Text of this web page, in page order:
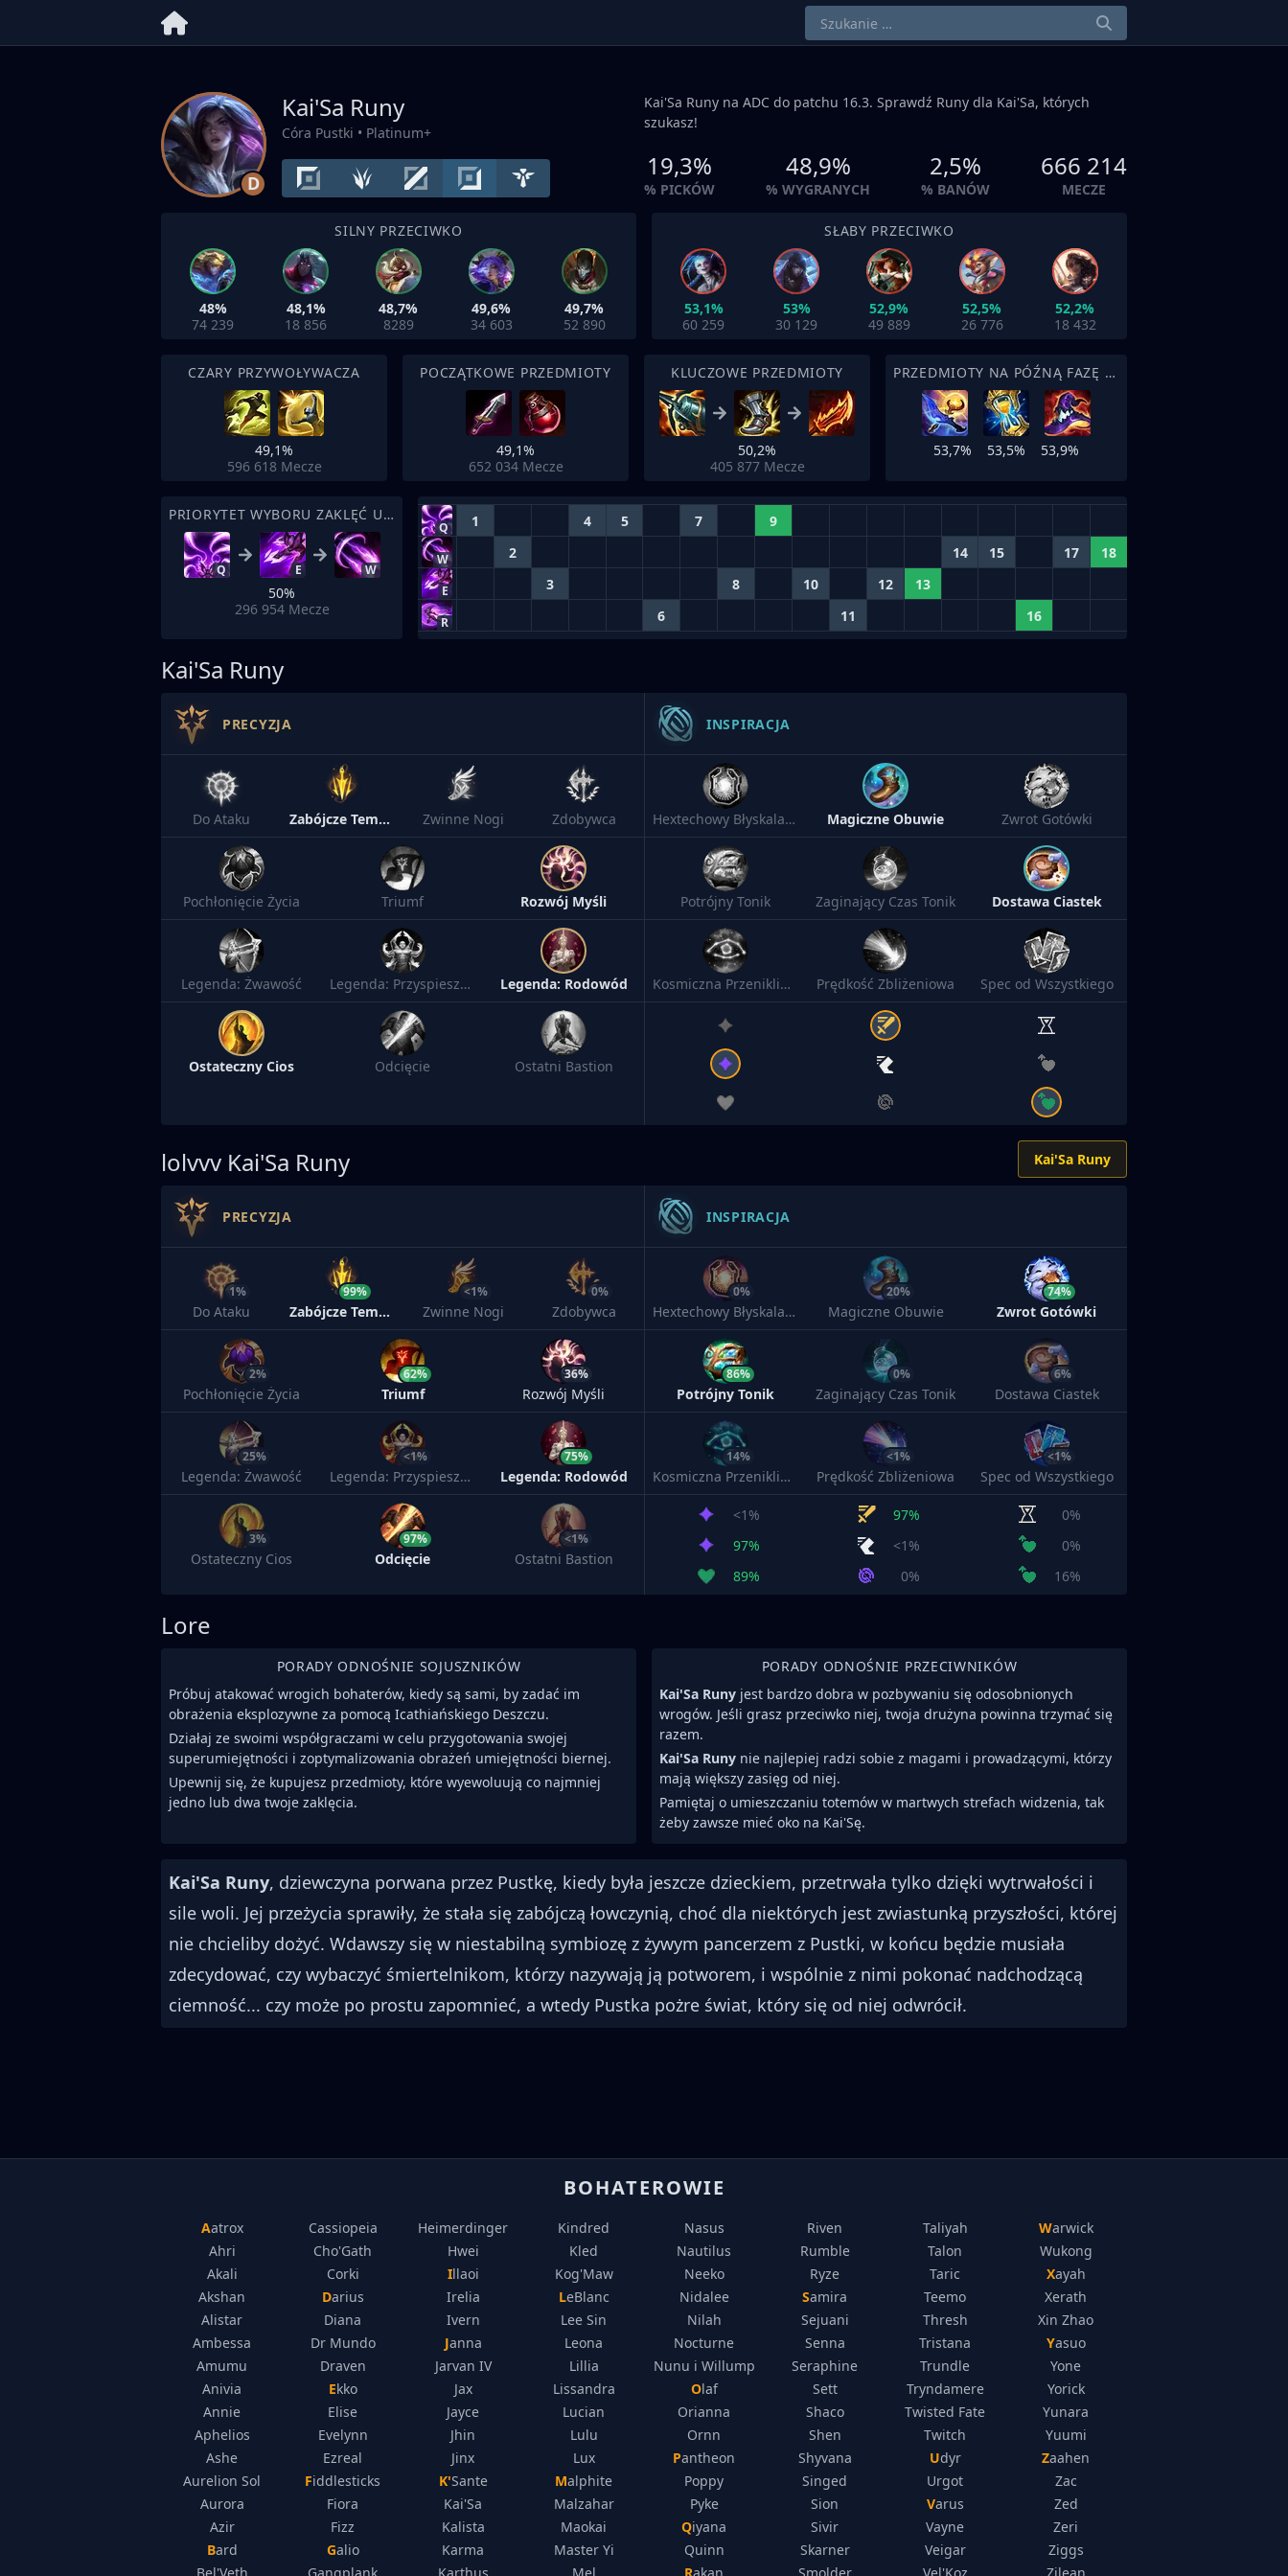
D
Kai'Sa Runy
Córa Pustki • Platinum+
Kai'Sa Runy na ADC do patchu 16.3. Sprawdź Runy dla Kai'Sa, których
szukasz!
19,3%
% PICKÓW
48,9%
% WYGRANYCH
2,5%
% BANÓW
666 214
MECZE
SILNY PRZECIWKO
48%
74 239
48,1%
18 856
48,7%
8289
49,6%
34 603
49,7%
52 890
SŁABY PRZECIWKO
53,1%
60 259
53%
30 129
52,9%
49 889
52,5%
26 776
52,2%
18 432
CZARY PRZYWOŁYWACZA
49,1%
596 618 Mecze
POCZĄTKOWE PRZEDMIOTY
49,1%
652 034 Mecze
KLUCZOWE PRZEDMIOTY
50,2%
405 877 Mecze
PRZEDMIOTY NA PÓŹNĄ FAZĘ MECZU
53,7% 53,5% 53,9%
PRIORYTET WYBORU ZAKLĘĆ UMIEJĘTNOŚCI
Q E W
50%
296 954 Mecze
Q 1 4 5 7 9
W 2 14 15 17 18
E 3 8 10 12 13
R 6 11 16
Kai'Sa Runy
PRECYZJA
Do Ataku Zabójcze Tempo Zwinne Nogi Zdobywca
Pochłonięcie Życia Triumf Rozwój Myśli
Legenda: Żwawość Legenda: Przyspieszenie Legenda: Rodowód
Ostateczny Cios Odcięcie Ostatni Bastion
INSPIRACJA
Hextechowy Błyskalazek Magiczne Obuwie Zwrot Gotówki
Potrójny Tonik Zaginający Czas Tonik Dostawa Ciastek
Kosmiczna Przenikliwość Prędkość Zbliżeniowa Spec od Wszystkiego
lolvvv Kai'Sa Runy Kai'Sa Runy
PRECYZJA
1%
Do Ataku
99%
Zabójcze Tempo
<1%
Zwinne Nogi
0%
Zdobywca
2%
Pochłonięcie Życia
62%
Triumf
36%
Rozwój Myśli
25%
Legenda: Żwawość
<1%
Legenda: Przyspieszenie
75%
Legenda: Rodowód
3%
Ostateczny Cios
97%
Odcięcie
<1%
Ostatni Bastion
INSPIRACJA
0%
Hextechowy Błyskalazek
20%
Magiczne Obuwie
74%
Zwrot Gotówki
86%
Potrójny Tonik
0%
Zaginający Czas Tonik
6%
Dostawa Ciastek
14%
Kosmiczna Przenikliwość
<1%
Prędkość Zbliżeniowa
<1%
Spec od Wszystkiego
<1% 97%
0%
97%
<1%
0%
89%
0% 16%
Lore
PORADY ODNOŚNIE SOJUSZNIKÓW
Próbuj atakować wrogich bohaterów, kiedy są sami, by zadać im
obrażenia eksplozywne za pomocą Icathiańskiego Deszczu.
Działaj ze swoimi współgraczami w celu przygotowania swojej
superumiejętności i zoptymalizowania obrażeń umiejętności biernej.
Upewnij się, że kupujesz przedmioty, które wyewoluują co najmniej
jedno lub dwa twoje zaklęcia.
PORADY ODNOŚNIE PRZECIWNIKÓW
Kai'Sa Runy jest bardzo dobra w pozbywaniu się odosobnionych
wrogów. Jeśli grasz przeciwko niej, twoja drużyna powinna trzymać się
razem.
Kai'Sa Runy nie najlepiej radzi sobie z magami i prowadzącymi, którzy
mają większy zasięg od niej.
Pamiętaj o umieszczaniu totemów w martwych strefach widzenia, tak
żeby zawsze mieć oko na Kai'Sę.
Kai'Sa Runy, dziewczyna porwana przez Pustkę, kiedy była jeszcze dzieckiem, przetrwała tylko dzięki wytrwałości i
sile woli. Jej przeżycia sprawiły, że stała się zabójczą łowczynią, choć dla niektórych jest zwiastunką przyszłości, której
nie chcieliby dożyć. Wdawszy się w niestabilną symbiozę z żywym pancerzem z Pustki, w końcu będzie musiała
zdecydować, czy wybaczyć śmiertelnikom, którzy nazywają ją potworem, i wspólnie z nimi pokonać nadchodzącą
ciemność... czy może po prostu zapomnieć, a wtedy Pustka pożre świat, który się od niej odwrócił.
BOHATEROWIE
Aatrox
Ahri
Akali
Akshan
Alistar
Ambessa
Amumu
Anivia
Annie
Aphelios
Ashe
Aurelion Sol
Aurora
Azir
Bard
Cassiopeia
Cho'Gath
Corki
Darius
Diana
Dr Mundo
Draven
Ekko
Elise
Evelynn
Ezreal
Fiddlesticks
Fiora
Fizz
Galio
Heimerdinger
Hwei
Illaoi
Irelia
Ivern
Janna
Jarvan IV
Jax
Jayce
Jhin
Jinx
K'Sante
Kai'Sa
Kalista
Karma
Kindred
Kled
Kog'Maw
LeBlanc
Lee Sin
Leona
Lillia
Lissandra
Lucian
Lulu
Lux
Malphite
Malzahar
Maokai
Master Yi
Nasus
Nautilus
Neeko
Nidalee
Nilah
Nocturne
Nunu i Willump
Olaf
Orianna
Ornn
Pantheon
Poppy
Pyke
Qiyana
Quinn
Riven
Rumble
Ryze
Samira
Sejuani
Senna
Seraphine
Sett
Shaco
Shen
Shyvana
Singed
Sion
Sivir
Skarner
Taliyah
Talon
Taric
Teemo
Thresh
Tristana
Trundle
Tryndamere
Twisted Fate
Twitch
Udyr
Urgot
Varus
Vayne
Veigar
Warwick
Wukong
Xayah
Xerath
Xin Zhao
Yasuo
Yone
Yorick
Yunara
Yuumi
Zaahen
Zac
Zed
Zeri
Ziggs